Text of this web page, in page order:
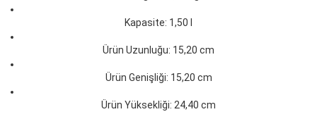
Kapasite: 1,50 l
Ürün Uzunluğu: 15,20 cm
Ürün Genişliği: 15,20 cm
Ürün Yüksekliği: 24,40 cm